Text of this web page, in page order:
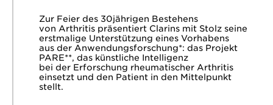
Zur Feier des 30jährigen Bestehens
von Arthritis präsentiert Clarins mit Stolz seine
erstmalige Unterstützung eines Vorhabens
aus der Anwendungsforschung*: das Projekt
PARE**, das künstliche Intelligenz
bei der Erforschung rheumatischer Arthritis
einsetzt und den Patient in den Mittelpunkt
stellt.